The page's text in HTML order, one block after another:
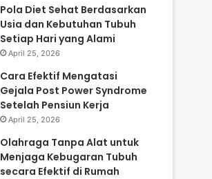
Pola Diet Sehat Berdasarkan
Usia dan Kebutuhan Tubuh
Setiap Hari yang Alami
April 25, 2026
Cara Efektif Mengatasi
Gejala Post Power Syndrome
Setelah Pensiun Kerja
April 25, 2026
Olahraga Tanpa Alat untuk
Menjaga Kebugaran Tubuh
secara Efektif di Rumah